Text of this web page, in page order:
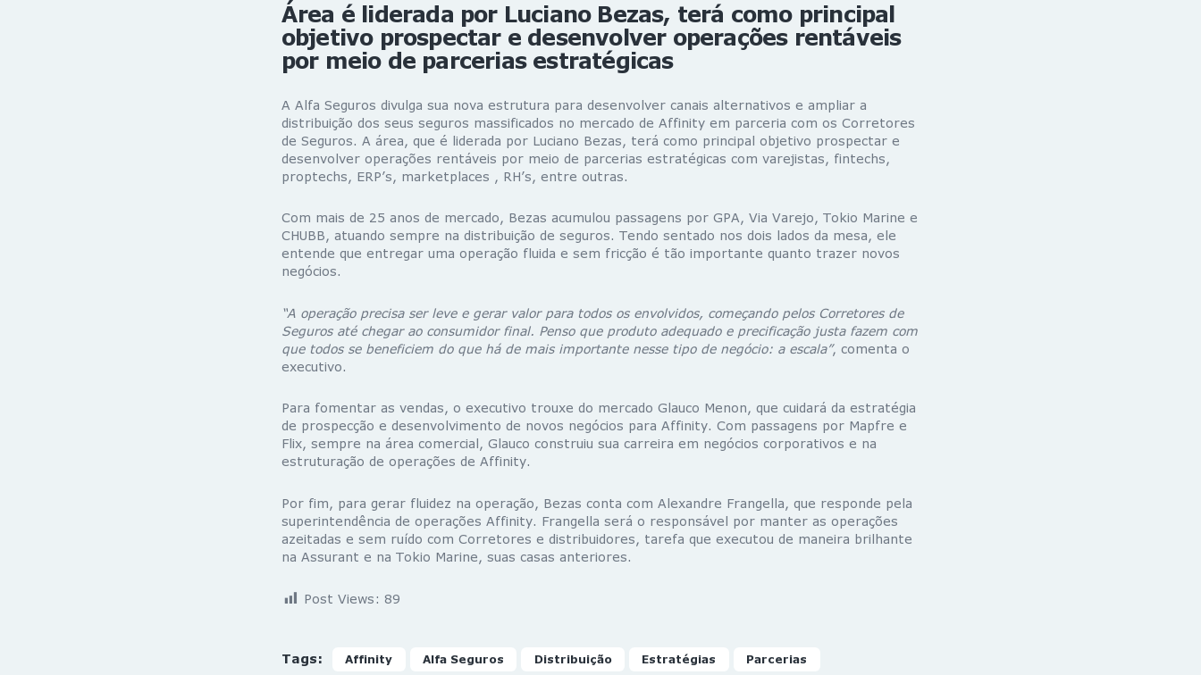
Área é liderada por Luciano Bezas, terá como principal
objetivo prospectar e desenvolver operações rentáveis
por meio de parcerias estratégicas
A Alfa Seguros divulga sua nova estrutura para desenvolver canais alternativos e ampliar a
distribuição dos seus seguros massificados no mercado de Affinity em parceria com os Corretores
de Seguros. A área, que é liderada por Luciano Bezas, terá como principal objetivo prospectar e
desenvolver operações rentáveis por meio de parcerias estratégicas com varejistas, fintechs,
proptechs, ERP’s, marketplaces , RH’s, entre outras.
Com mais de 25 anos de mercado, Bezas acumulou passagens por GPA, Via Varejo, Tokio Marine e
CHUBB, atuando sempre na distribuição de seguros. Tendo sentado nos dois lados da mesa, ele
entende que entregar uma operação fluida e sem fricção é tão importante quanto trazer novos
negócios.
“A operação precisa ser leve e gerar valor para todos os envolvidos, começando pelos Corretores de
Seguros até chegar ao consumidor final. Penso que produto adequado e precificação justa fazem com
que todos se beneficiem do que há de mais importante nesse tipo de negócio: a escala”, comenta o
executivo.
Para fomentar as vendas, o executivo trouxe do mercado Glauco Menon, que cuidará da estratégia
de prospecção e desenvolvimento de novos negócios para Affinity. Com passagens por Mapfre e
Flix, sempre na área comercial, Glauco construiu sua carreira em negócios corporativos e na
estruturação de operações de Affinity.
Por fim, para gerar fluidez na operação, Bezas conta com Alexandre Frangella, que responde pela
superintendência de operações Affinity. Frangella será o responsável por manter as operações
azeitadas e sem ruído com Corretores e distribuidores, tarefa que executou de maneira brilhante
na Assurant e na Tokio Marine, suas casas anteriores.
Post Views: 89
Tags: Affinity Alfa Seguros Distribuição Estratégias Parcerias